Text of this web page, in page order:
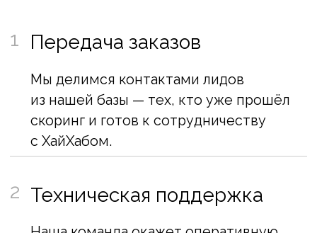
«Энтерпрайз» на время партнерского
сотрудничества — для ваших целей или
платформы.
Статусы партнёрства